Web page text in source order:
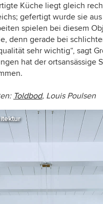
Küche liegt gleich
gefertigt wurde sie
spielen bei diesem
denn gerade bei
sehr wichtig“, sagt
hat der ortsansässige
Toldbod, Louis Poulsen